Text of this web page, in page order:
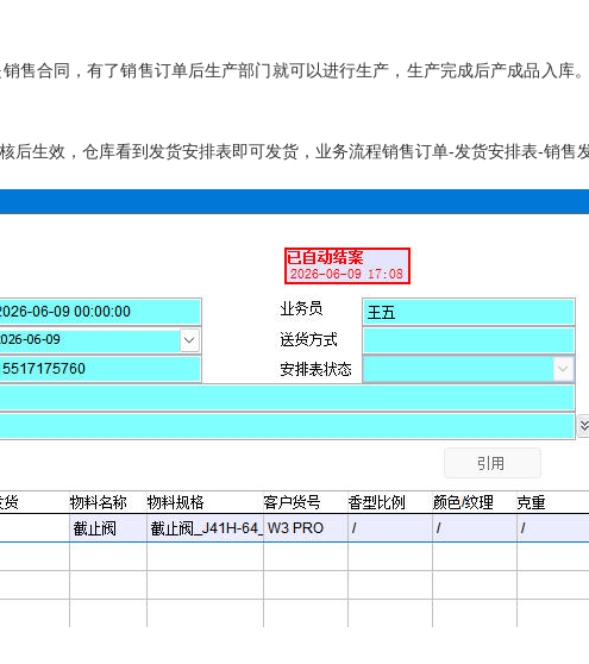
售合同，有了销售订单后生产部门就可以进行生产，生产完成后产成品入
后生效，仓库看到发货安排表即可发货，业务流程销售订单-发货安排表-销售